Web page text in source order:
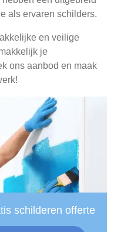
als ervaren schilders.
en veilige
je
ons aanbod en maak
schilderen offerte